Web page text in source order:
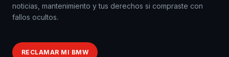
noticias, mantenimiento y tus derechos si compraste con
fallos ocultos.
RECLAMAR MI BMW